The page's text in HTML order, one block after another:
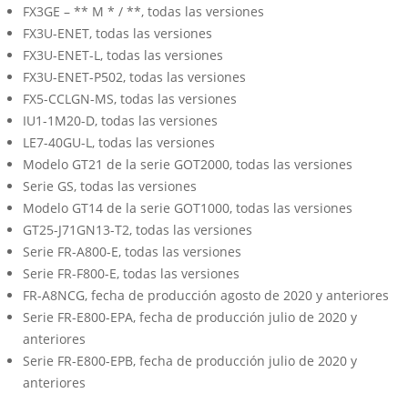
FX3GE – ** M * / **, todas las versiones
FX3U-ENET, todas las versiones
FX3U-ENET-L, todas las versiones
FX3U-ENET-P502, todas las versiones
FX5-CCLGN-MS, todas las versiones
IU1-1M20-D, todas las versiones
LE7-40GU-L, todas las versiones
Modelo GT21 de la serie GOT2000, todas las versiones
Serie GS, todas las versiones
Modelo GT14 de la serie GOT1000, todas las versiones
GT25-J71GN13-T2, todas las versiones
Serie FR-A800-E, todas las versiones
Serie FR-F800-E, todas las versiones
FR-A8NCG, fecha de producción agosto de 2020 y anteriores
Serie FR-E800-EPA, fecha de producción julio de 2020 y
anteriores
Serie FR-E800-EPB, fecha de producción julio de 2020 y
anteriores